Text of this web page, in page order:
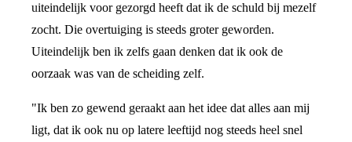
uiteindelijk voor gezorgd heeft dat ik de schuld bij mezelf
zocht. Die overtuiging is steeds groter geworden.
Uiteindelijk ben ik zelfs gaan denken dat ik ook de
oorzaak was van de scheiding zelf.
"Ik ben zo gewend geraakt aan het idee dat alles aan mij
ligt, dat ik ook nu op latere leeftijd nog steeds heel snel